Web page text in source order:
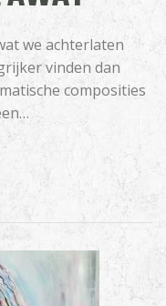
we achterlaten
vinden dan
composities